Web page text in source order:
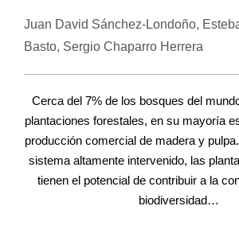
Juan David Sánchez-Londoño,
Basto, Sergio Chaparro Herrera
Cerca del 7% de los bosques del
plantaciones forestales, en su mayoría
producción comercial de madera y
sistema altamente intervenido, las
tienen el potencial de contribuir a la
biodiversidad…